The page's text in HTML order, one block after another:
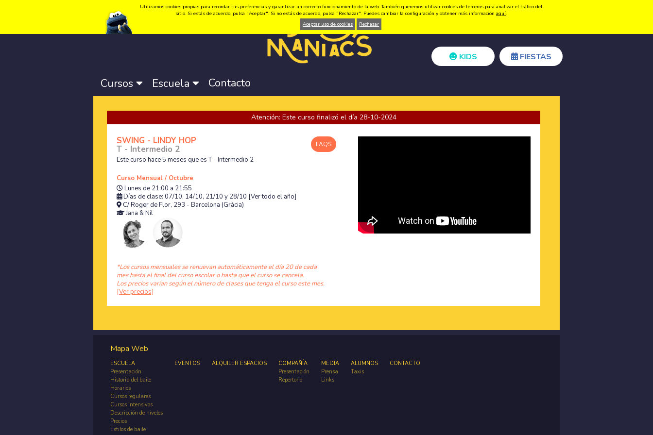
Idioma:Català -Castellano-English Registrarse Acceder
KIDS FIESTAS
Cursos Escuela Contacto
Atención: Este curso finalizó el día 28-10-2024
FAQS
SWING - LINDY HOP
T - Intermedio 2
Este curso hace 5 meses que es T - Intermedio 2
Curso Mensual / Octubre
Lunes de 21:00 a 21:55
Días de clase: 07/10, 14/10, 21/10 y 28/10 [Ver todo el año]
C/ Roger de Flor, 293 - Barcelona (Gràcia)
Jana & Nil
*Los cursos mensuales se renuevan automáticamente el día 20 de cada
mes hasta el final del curso escolar o hasta que el curso se cancela.
Los precios varían según el número de clases que tenga el curso este mes.
[Ver precios]
Mapa Web
ESCUELA
Presentación
Historia del baile
Horarios
Cursos regulares
Cursos intensivos
Descripción de niveles
Precios
Estilos de baile
EVENTOS ALQUILER ESPACIOS
COMPAÑÍA
Presentación
Repertorio
MEDIA
Prensa
Links
ALUMNOS
Taxis
CONTACTO
Utilizamos cookies propias para recordar tus preferencias y garantizar un correcto funcionamiento de la web. También queremos utilizar cookies de terceros para analizar el tráfico del
sitio. Si estás de acuerdo, pulsa "Aceptar". Si no estás de acuerdo, pulsa "Rechazar". Puedes cambiar la configuración y obtener más información aquí.
Aceptar uso de cookies
Rechazar